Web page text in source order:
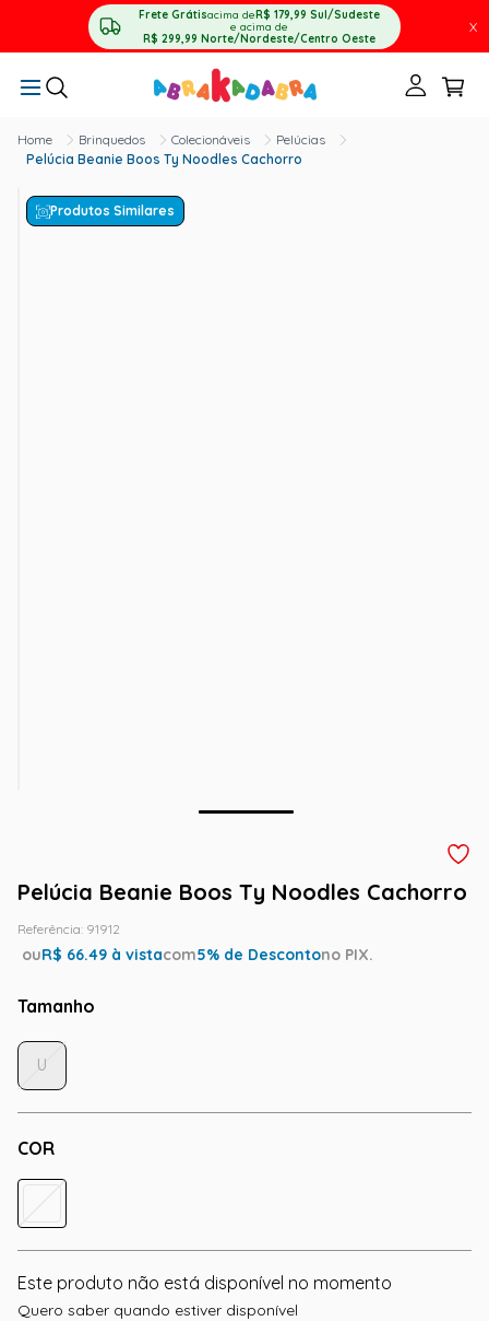
Frete Grátisacima deR$ 179,99 Sul/Sudeste
e acima de
R$ 299,99 Norte/Nordeste/Centro Oeste
X
Brinquedos Colecionáveis
Pelúcias
Pelúcia Beanie Boos Ty Noodles Cachorro
Produtos Similares
Pelúcia Beanie Boos Ty Noodles Cachorro
Referência: 91912
ouR$ 66.49 à vistacom5% de Descontono PIX.
Tamanho
COR
U
Este produto não está disponível no momento
Quero saber quando estiver disponível